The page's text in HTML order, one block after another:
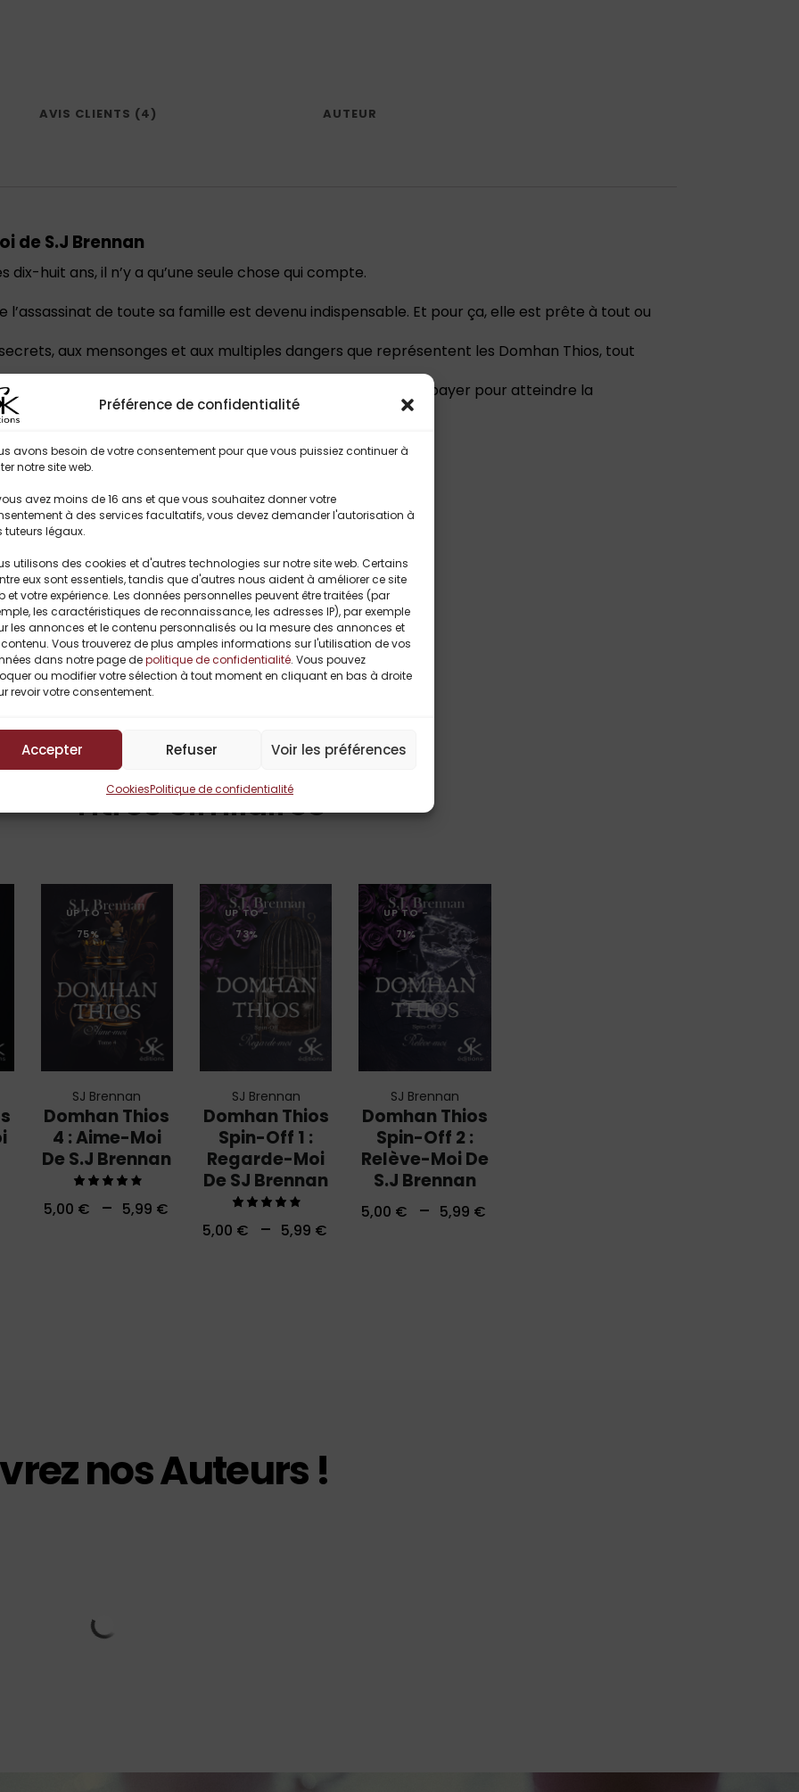
Préférence de confidentialité
avons besoin de votre consentement pour que vous puissiez continuer à
notre site web.
avez moins de 16 ans et que vous souhaitez donner votre
à des services facultatifs, vous devez demander l'autorisation à
tuteurs légaux.
utilisons des cookies et d'autres technologies sur notre site web. Certains
eux sont essentiels, tandis que d'autres nous aident à améliorer ce site
et votre expérience. Les données personnelles peuvent être traitées (par
les caractéristiques de reconnaissance, les adresses IP), par exemple
les annonces et le contenu personnalisés ou la mesure des annonces et
Vous trouverez de plus amples informations sur l'utilisation de vos
dans notre page depolitique de confidentialité. Vous pouvez
ou modifier votre sélection à tout moment en cliquant en bas à droite
revoir votre consentement.
Accepter Refuser Voir les préférences
CookiesPolitique de confidentialité
AVIS CLIENTS (4) AUTEUR
de S.J Brennan
dix-huit ans, il n’y a qu’une seule chose qui compte.
de toute sa famille est devenu indispensable. Et pour ça, elle est prête à tout ou
aux mensonges et aux multiples dangers que représentent les Domhan Thios, tout
la violence depuis la naissance ? Il y a toujours un prix à payer pour atteindre la
la vérité
mafia
Titres Similaires
UP TO-
75%
Domhan Thios
4 : Aime-Moi
De S.J Brennan
SJ Brennan
5,00 € – 5,99 €
4.00
UP TO-
73%
Domhan Thios
Spin-Off 1 :
Regarde-Moi
De SJ Brennan
SJ Brennan
5,00 € – 5,99 €
4.00
UP TO-
71%
Domhan Thios
Spin-Off 2 :
Relève-Moi De
S.J Brennan
SJ Brennan
5,00 € – 5,99 €
nos Auteurs !